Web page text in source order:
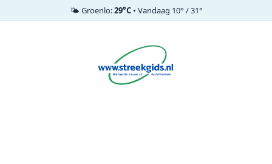
🌤️ Groenlo:29°C• Vandaag 10° / 31°